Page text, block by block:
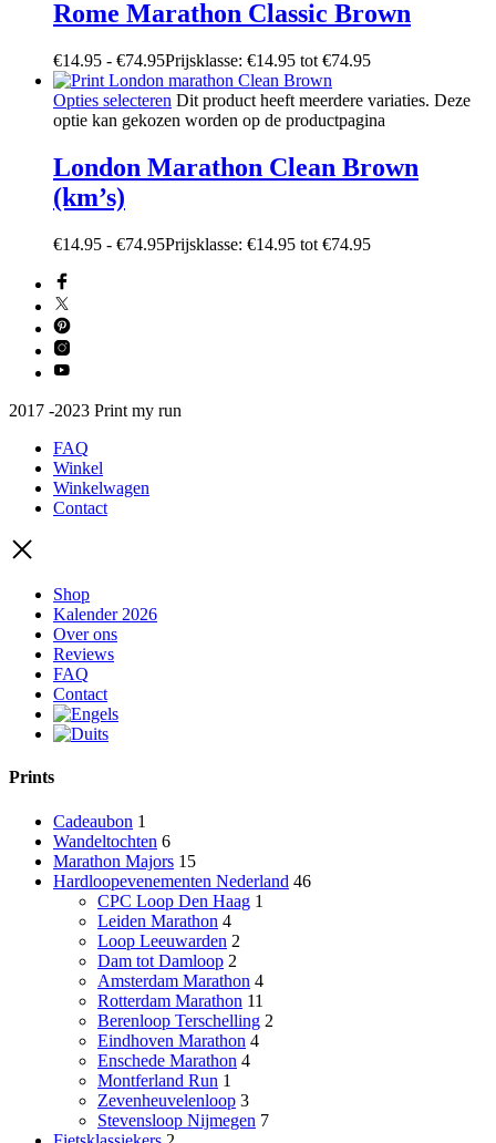
Rome Marathon Classic Brown
€14.95 - €74.95Prijsklasse: €14.95 tot €74.95
Opties selecteren Dit product heeft meerdere variaties. Deze
optie kan gekozen worden op de productpagina
London Marathon Clean Brown
(km’s)
€14.95 - €74.95Prijsklasse: €14.95 tot €74.95
2017 -2023 Print my run
FAQ
Winkel
Winkelwagen
Contact
Shop
Kalender 2026
Over ons
Reviews
FAQ
Contact
Prints
Cadeaubon 1
Wandeltochten 6
Marathon Majors 15
Hardloopevenementen Nederland 46
CPC Loop Den Haag 1
Leiden Marathon 4
Loop Leeuwarden 2
Dam tot Damloop 2
Amsterdam Marathon 4
Rotterdam Marathon 11
Berenloop Terschelling 2
Eindhoven Marathon 4
Enschede Marathon 4
Montferland Run 1
Zevenheuvelenloop 3
Stevensloop Nijmegen 7